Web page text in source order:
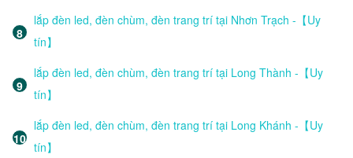
lắp đèn led, đèn chùm, đèn trang trí tại Nhơn Trạch -【Uy
tín】
lắp đèn led, đèn chùm, đèn trang trí tại Long Thành -【Uy
tín】
lắp đèn led, đèn chùm, đèn trang trí tại Long Khánh -【Uy
tín】